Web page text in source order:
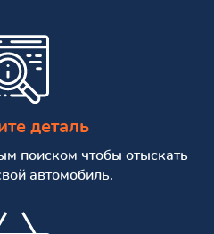
деталь
поиском чтобы отыскать
автомобиль.